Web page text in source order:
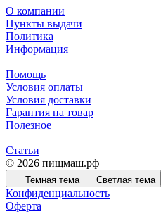
О компании
Пункты выдачи
Политика
Информация
Помощь
Условия оплаты
Условия доставки
Гарантия на товар
Полезное
Статьи
© 2026 пищмаш.рф
Темная тема Светлая тема
Конфиденциальность
Оферта